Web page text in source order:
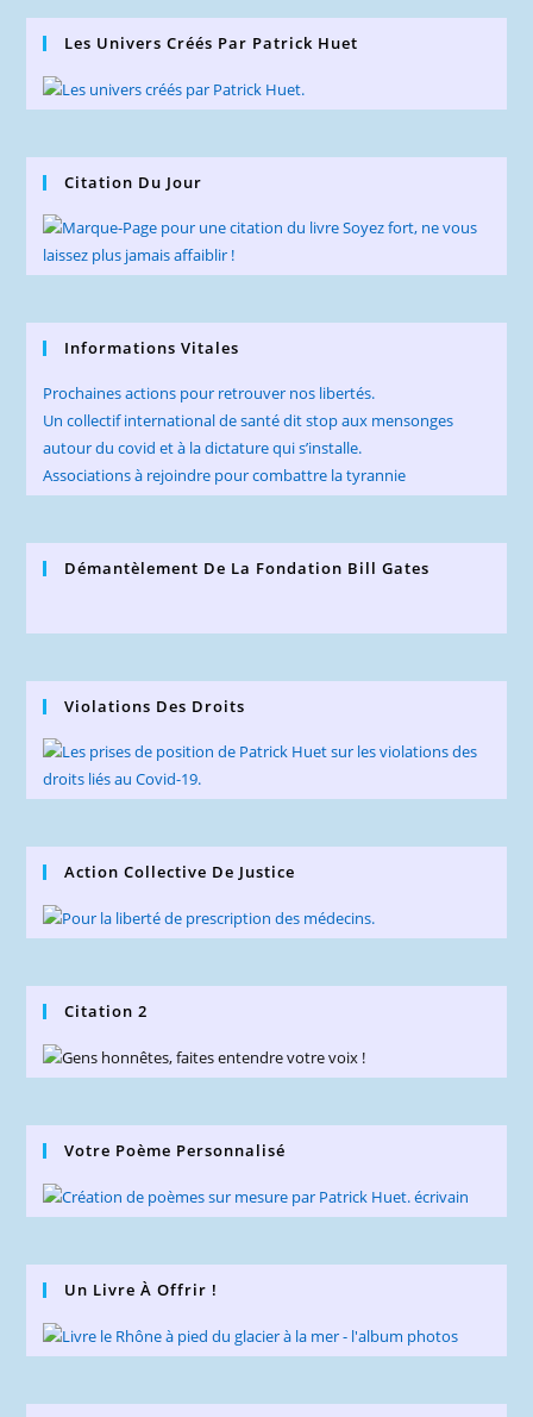
Les Univers Créés Par Patrick Huet
Citation Du Jour
Informations Vitales
Prochaines actions pour retrouver nos libertés.
Un collectif international de santé dit stop aux mensonges
autour du covid et à la dictature qui s’installe.
Associations à rejoindre pour combattre la tyrannie
Démantèlement De La Fondation Bill Gates
Violations Des Droits
Action Collective De Justice
Citation 2
Votre Poème Personnalisé
Un Livre À Offrir !